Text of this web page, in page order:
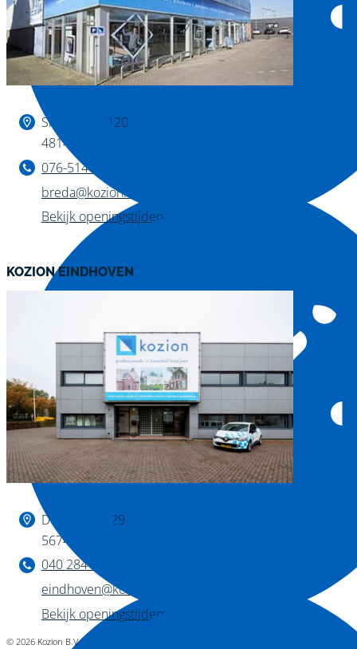
Binnen kijken?
Slingerweg 120
4814 AZ Breda
076-514 28 75
breda@kozion.nl
Bekijk openingstijden
KOZION EINDHOVEN
Binnen kijken?
De Huufkes 29
5674 TL Nuenen
040 284 1222
eindhoven@kozion.nl
Bekijk openingstijden
© 2026 Kozion B.V.